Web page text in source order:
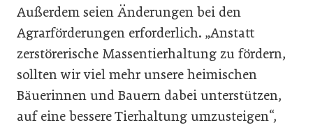
Außerdem seien Änderungen bei den
Agrarförderungen erforderlich. „Anstatt
zerstörerische Massentierhaltung zu fördern,
sollten wir viel mehr unsere heimischen
Bäuerinnen und Bauern dabei unterstützen,
auf eine bessere Tierhaltung umzusteigen“,